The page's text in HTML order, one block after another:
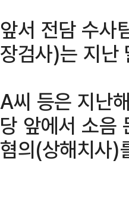
앞서 전담 수사
장검사)는 지난
A씨 등은 지난
당 앞에서 소음
혐의(상해치사)